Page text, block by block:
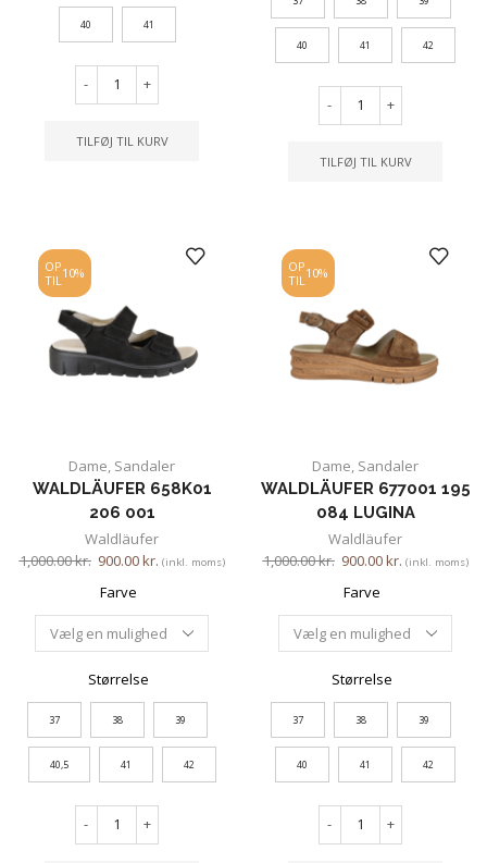
40 41
- +
TILFØJ TIL KURV
40 41 42
- +
TILFØJ TIL KURV
OP
TIL 10%
Dame Sandaler
WALDLÄUFER 658K01
206 001
Waldläufer
1,000.00kr. 900.00kr. (inkl. moms)
Farve
Størrelse
37 38 39
40,5 41 42
- +
OP
TIL 10%
Dame Sandaler
WALDLÄUFER 677001 195
084 LUGINA
Waldläufer
1,000.00kr. 900.00kr. (inkl. moms)
Farve
Størrelse
37 38 39
40 41 42
- +